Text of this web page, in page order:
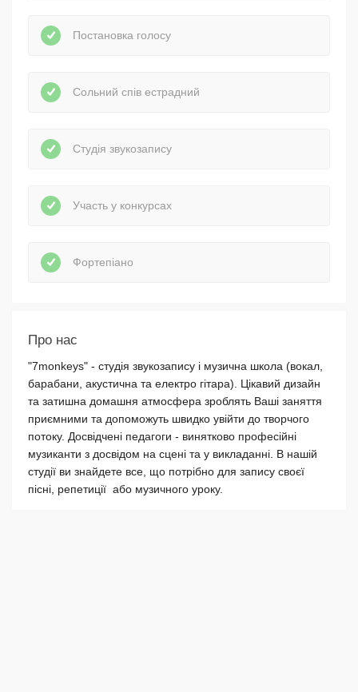
Постановка голосу
Сольний спів естрадний
Студія звукозапису
Участь у конкурсах
Фортепіано
Про нас
"7monkeys" - студія звукозапису і музична школа (вокал,
барабани, акустична та електро гітара). Цікавий дизайн
та затишна домашня атмосфера зроблять Ваші заняття
приємними та допоможуть швидко увійти до творчого
потоку. Досвідчені педагоги - винятково професійні
музиканти з досвідом на сцені та у викладанні. В нашій
студії ви знайдете все, що потрібно для запису своєї
пісні, репетиції або музичного уроку.